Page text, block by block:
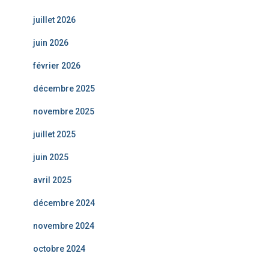
juillet 2026
juin 2026
février 2026
décembre 2025
novembre 2025
juillet 2025
juin 2025
avril 2025
décembre 2024
novembre 2024
octobre 2024